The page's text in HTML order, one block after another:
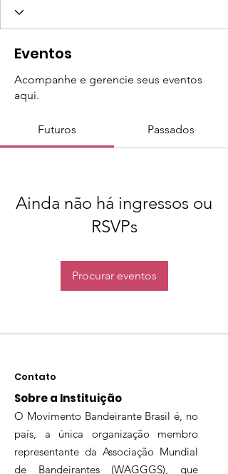
Eventos
Acompanhe e gerencie seus eventos
aqui.
Futuros Passados
Ainda não há ingressos ou
RSVPs
Procurar eventos
Contato
Sobre a Instituição
O Movimento Bandeirante Brasil é, no
país, a única organização membro
representante da Associação Mundial
de Bandeirantes (WAGGGS), que